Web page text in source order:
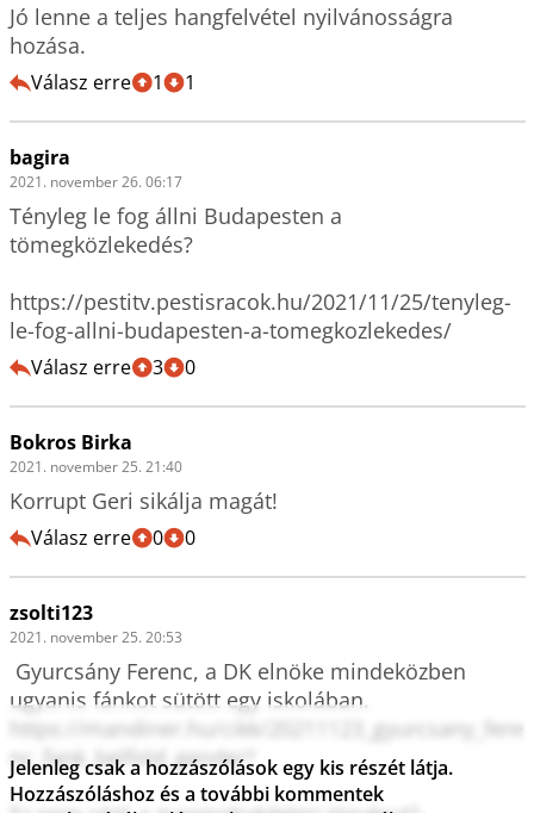
Jó lenne a teljes hangfelvétel nyilvánosságra
hozása.
Válasz erre 1 1
bagira
2021. november 26. 06:17
Tényleg le fog állni Budapesten a
tömegközlekedés?
https://pestitv.pestisracok.hu/2021/11/25/tenyleg-
le-fog-allni-budapesten-a-tomegkozlekedes/
Válasz erre 3 0
Bokros Birka
2021. november 25. 21:40
Korrupt Geri sikálja magát!
Válasz erre 0 0
zsolti123
2021. november 25. 20:53
ugyanis fánkot sütött egy iskolában.
https://mandiner.hu/cikk/20211123_gyurcsany_fere
nc_fank_belfold_gender?
Jelenleg csak a hozzászólások egy kis részét látja.
Hozzászóláshoz és a további kommentek